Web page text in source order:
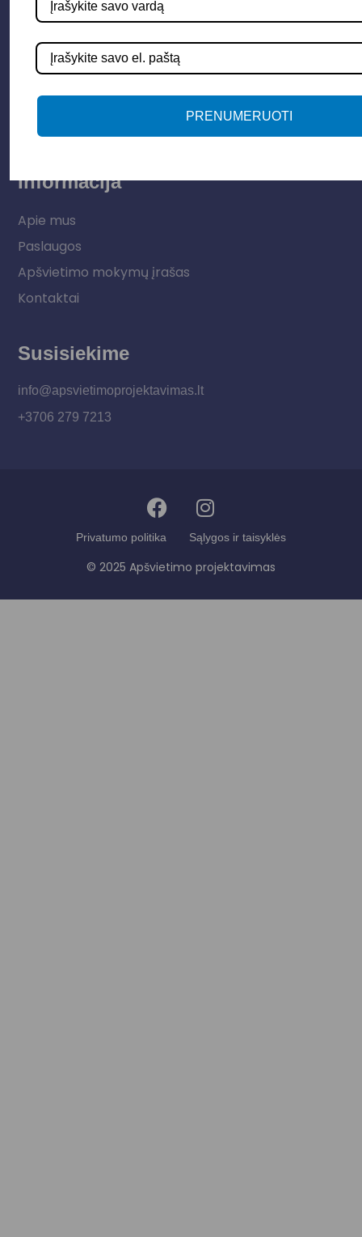
Apšvietimo sistemos
Elektros instaliacija
Lauko šviestuvai
LED juostos
Informacija
Apie mus
Paslaugos
Apšvietimo mokymų įrašas
Kontaktai
Susisiekime
info@apsvietimoprojektavimas.lt
+3706 279 7213
Privatumo politika Sąlygos ir taisyklės
© 2025 Apšvietimo projektavimas
PRENUMERUOTI